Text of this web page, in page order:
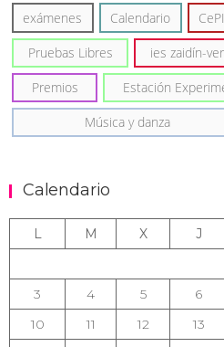
exámenes Calendario CePI
Pruebas Libres ies zaidín-
Premios Estación
Música y danza
Calendario
L M X J
3
4 5 6
10
11 12 13